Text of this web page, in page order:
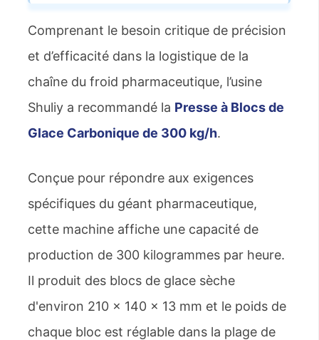
Comprenant le besoin critique de précision
et d’efficacité dans la logistique de la
chaîne du froid pharmaceutique, l’usine
Shuliy a recommandé la Presse à Blocs de
Glace Carbonique de 300 kg/h.
Conçue pour répondre aux exigences
spécifiques du géant pharmaceutique,
cette machine affiche une capacité de
production de 300 kilogrammes par heure.
Il produit des blocs de glace sèche
d'environ 210 x 140 x 13 mm et le poids de
chaque bloc est réglable dans la plage de